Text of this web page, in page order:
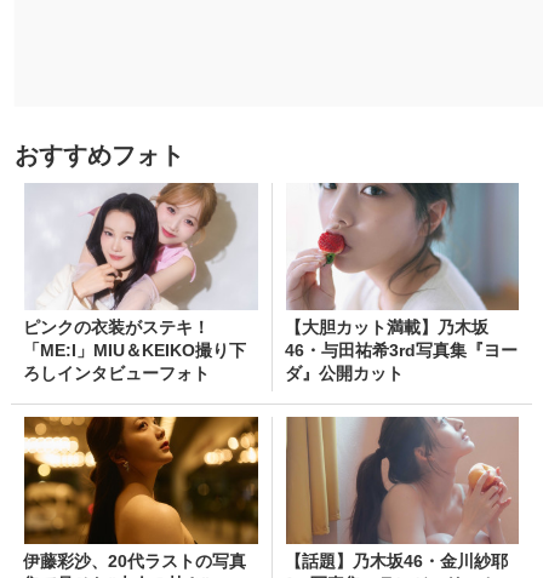
おすすめフォト
ピンクの衣装がステキ！
「ME:I」MIU＆KEIKO撮り下
ろしインタビューフォト
【大胆カット満載】乃木坂
46・与田祐希3rd写真集『ヨー
ダ』公開カット
伊藤彩沙、20代ラストの写真
【話題】乃木坂46・金川紗耶